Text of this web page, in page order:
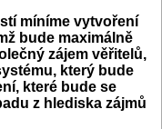
míníme vytvoření
bude maximálně
zájem věřitelů,
který bude
které bude se
z hlediska zájmů